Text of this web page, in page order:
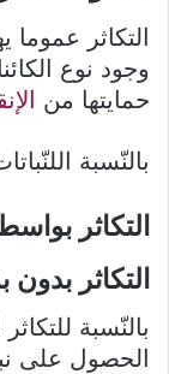
التكاثر عموما
وجود نوع
حمايتها من
بالنّسبة
التكاثر
التكاثر
بالنّسبة
الحصول على